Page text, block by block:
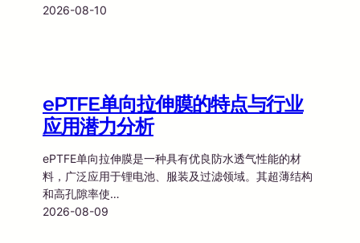
2026-08-10
ePTFE单向拉伸膜的特点与行业
应用潜力分析
ePTFE单向拉伸膜是一种具有优良防水透气性能的材
料，广泛应用于锂电池、服装及过滤领域。其超薄结构
和高孔隙率使…
2026-08-09